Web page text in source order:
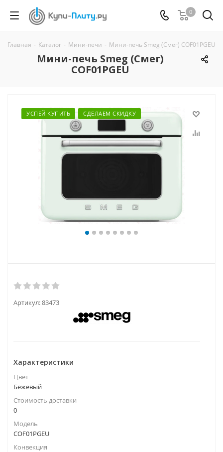
0
Главная - Каталог - Мини-печи - Мини-печь Smeg (Смег) COF01PGEU
Мини-печь Smeg (Смег)
COF01PGEU
УСПЕЙ КУПИТЬ СДЕЛАЕМ СКИДКУ
Артикул:83473
Характеристики
Цвет
Бежевый
Стоимость доставки
0
Модель
COF01PGEU
Конвекция